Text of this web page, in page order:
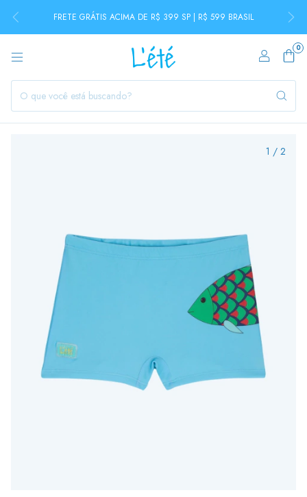
FRETE GRÁTIS ACIMA DE R$ 399 SP | R$ 599 BRASIL
0
1 / 2